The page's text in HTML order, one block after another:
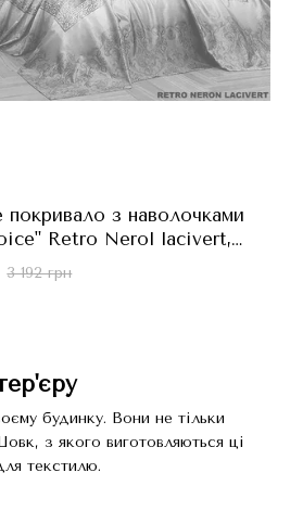
будинку. Вони не тільки
з якого виготовляються ці
текстилю.
з наволочками
Retro Nerol lacivert,
см
3 192 грн